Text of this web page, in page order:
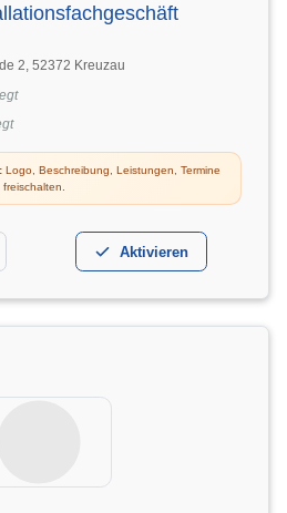
2, 52372 Kreuzau
Logo, Beschreibung, Leistungen, Termine
Aktivieren